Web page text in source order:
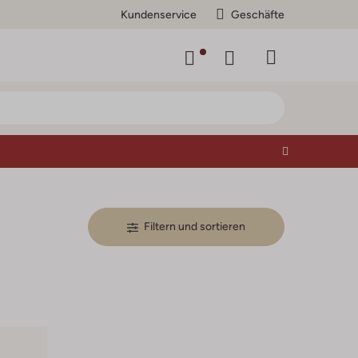
Kundenservice Geschäfte
Filtern und sortieren